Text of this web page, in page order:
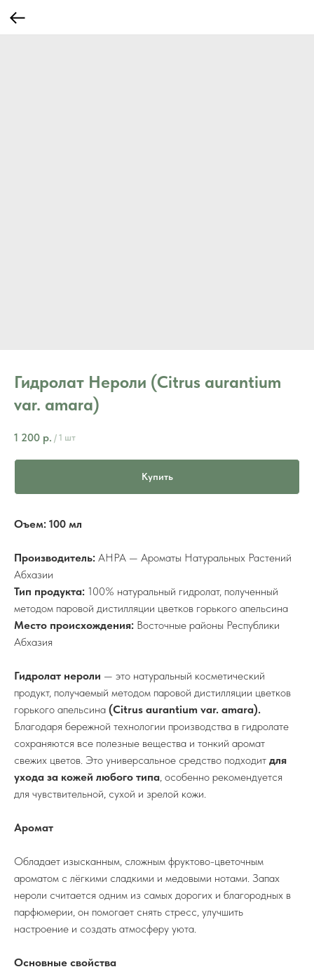
Гидролат Нероли (Citrus aurantium
var. amara)
1 200 р. / 1 шт
Купить
Оъем: 100 мл
Производитель: АНРА — Ароматы Натуральных Растений
Абхазии
Тип продукта: 100% натуральный гидролат, полученный
методом паровой дистилляции цветков горького апельсина
Место происхождения: Восточные районы Республики
Абхазия
Гидролат нероли — это натуральный косметический
продукт, получаемый методом паровой дистилляции цветков
горького апельсина (Citrus aurantium var. amara).
Благодаря бережной технологии производства в гидролате
сохраняются все полезные вещества и тонкий аромат
свежих цветов. Это универсальное средство подходит для
ухода за кожей любого типа, особенно рекомендуется
для чувствительной, сухой и зрелой кожи.
Аромат
Обладает изысканным, сложным фруктово-цветочным
ароматом с лёгкими сладкими и медовыми нотами. Запах
нероли считается одним из самых дорогих и благородных в
парфюмерии, он помогает снять стресс, улучшить
настроение и создать атмосферу уюта.
Основные свойства